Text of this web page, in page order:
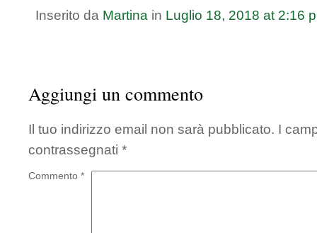
Inserito da Martina in Luglio 18, 2018 at 2:16
Aggiungi un commento
Il tuo indirizzo email non sarà pubblicato. I
contrassegnati *
Commento *